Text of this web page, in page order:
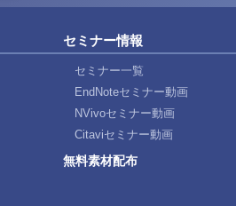
セミナー情報
セミナー一覧
EndNoteセミナー動画
NVivoセミナー動画
Citaviセミナー動画
無料素材配布